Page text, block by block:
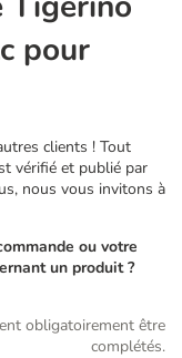
pour
clients ! Tout
vérifié et publié par
nous vous invitons à
ou votre
un produit ?
obligatoirement être
complétés.